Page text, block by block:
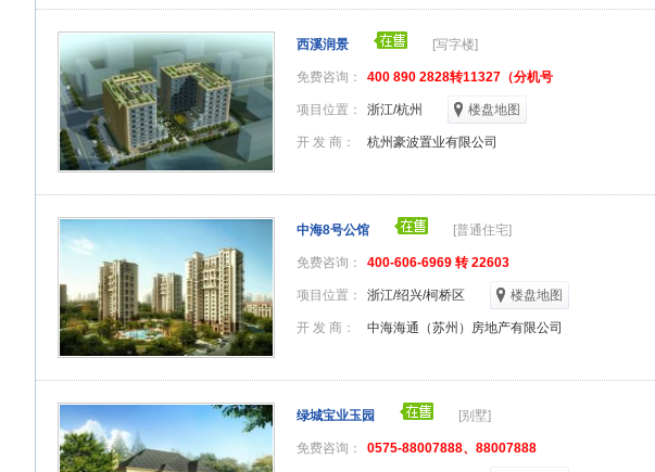
西溪润景 [写字楼]
免费咨询： 400 890 2828转11327（分机号
项目位置： 浙江/杭州 楼盘地图
开 发 商： 杭州豪波置业有限公司
中海8号公馆 [普通住宅]
免费咨询： 400-606-6969 转 22603
项目位置： 浙江/绍兴/柯桥区 楼盘地图
开 发 商： 中海海通（苏州）房地产有限公司
绿城宝业玉园 [别墅]
免费咨询： 0575-88007888、88007888